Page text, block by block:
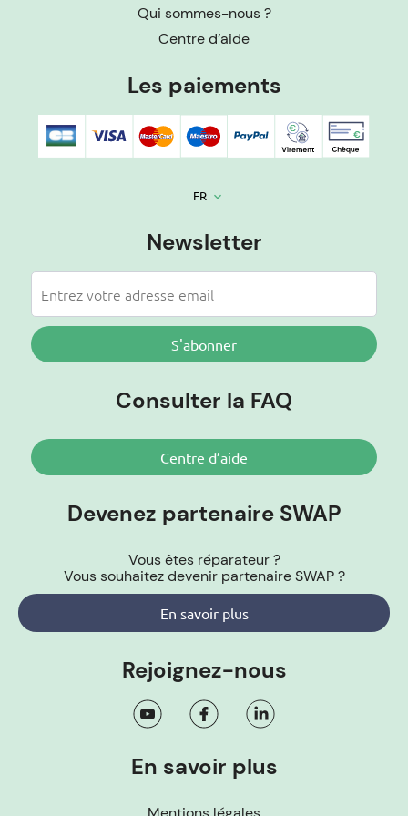
Qui sommes-nous ?
Centre d’aide
Les paiements
FR keyboard_arrow_down
Newsletter
S'abonner
Consulter la FAQ
Centre d’aide
Devenez partenaire SWAP
Vous êtes réparateur ?
Vous souhaitez devenir partenaire SWAP ?
En savoir plus
Rejoignez-nous
En savoir plus